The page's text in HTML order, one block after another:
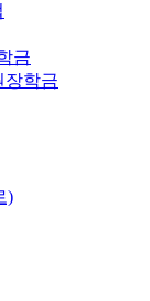
금
장학금
)